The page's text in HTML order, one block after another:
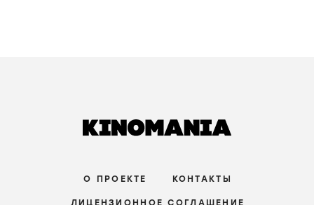
математическая заумь и убой скота в
фильмах Холлиса Фрэмптона